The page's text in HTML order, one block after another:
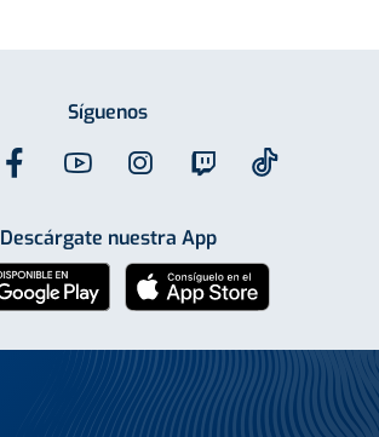
Síguenos
Descárgate nuestra App